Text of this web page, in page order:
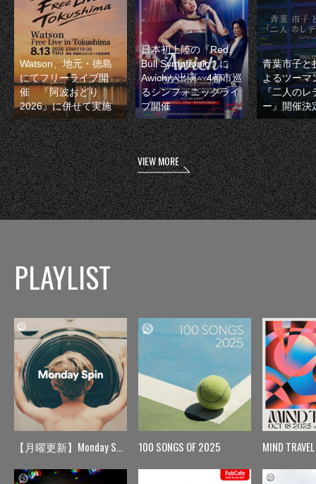
Watson、地元・徳島
にてフリーライブ開
催 『阿波おどり
2026』に併せて実施
日本初上陸の『Red
Bull Symphonic』に
Awichが出演 4都市巡
るシンフォニックライ
ブ開催
青葉市子と
よるツーマ
『二人のレ
ー』開催決
VIEW MORE
PLAYLIST
【月曜更新】Monday Spin 100 SONGS OF 2025 MIND TRAVEL